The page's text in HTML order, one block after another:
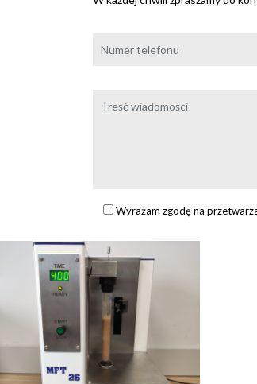
Wyrażam zgodę na